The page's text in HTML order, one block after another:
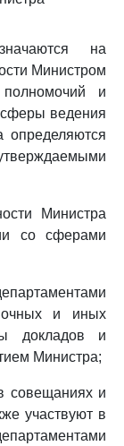
на
Министром
и
сферы ведения
Министра
со сферами
и иных
докладов и
Министра;
совещаниях и
участвуют в